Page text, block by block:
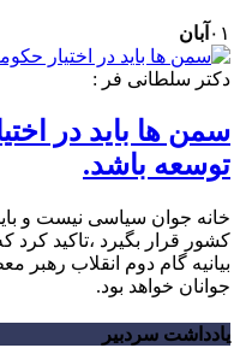
۰۱ آبان
دکتر سلطانی فر :
سمن ها باید در
توسعه باشد.
خانه جوان سیاسی نیست و
کشور قرار بگیرد ،تاکید کرد
بیانیه گام دوم انقلاب رهبر
جوانان خواهد بود.
یادداشت سردبیر